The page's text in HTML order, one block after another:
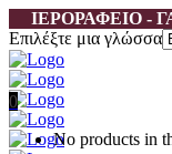
ΙΕΡΟΡΑΦΕΙΟ -
Επιλέξτε μια γλώσσα
0
No products in